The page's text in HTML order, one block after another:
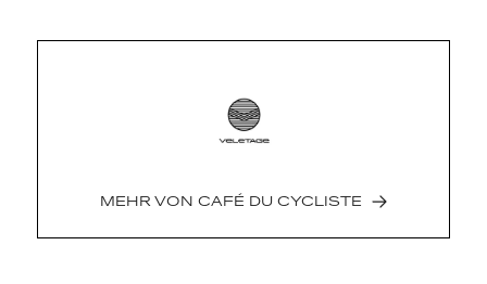
UPF50+ protection
Fabric: Italian
MEHR VON CAFÉ DU CYCLISTE